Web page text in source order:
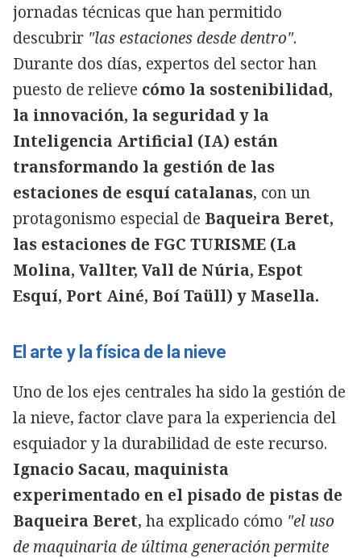
jornadas técnicas que han permitido
descubrir "las estaciones desde dentro".
Durante dos días, expertos del sector han
puesto de relieve cómo la sostenibilidad,
la innovación, la seguridad y la
Inteligencia Artificial (IA) están
transformando la gestión de las
estaciones de esquí catalanas, con un
protagonismo especial de Baqueira Beret,
las estaciones de FGC TURISME (La
Molina, Vallter, Vall de Núria, Espot
Esquí, Port Ainé, Boí Taüll) y Masella.
El arte y la física de la nieve
Uno de los ejes centrales ha sido la gestión de
la nieve, factor clave para la experiencia del
esquiador y la durabilidad de este recurso.
Ignacio Sacau, maquinista
experimentado en el pisado de pistas de
Baqueira Beret, ha explicado cómo "el uso
de maquinaria de última generación permite